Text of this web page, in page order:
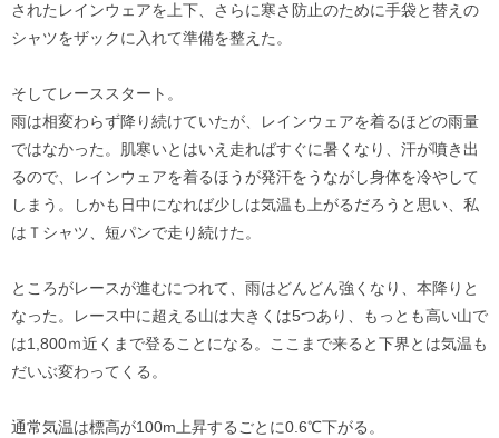
されたレインウェアを上下、さらに寒さ防止のために手袋と替えの
シャツをザックに入れて準備を整えた。
そしてレーススタート。
雨は相変わらず降り続けていたが、レインウェアを着るほどの雨量
ではなかった。肌寒いとはいえ走ればすぐに暑くなり、汗が噴き出
るので、レインウェアを着るほうが発汗をうながし身体を冷やして
しまう。しかも日中になれば少しは気温も上がるだろうと思い、私
はＴシャツ、短パンで走り続けた。
ところがレースが進むにつれて、雨はどんどん強くなり、本降りと
なった。レース中に超える山は大きくは5つあり、もっとも高い山で
は1,800ｍ近くまで登ることになる。ここまで来ると下界とは気温も
だいぶ変わってくる。
通常気温は標高が100m上昇するごとに0.6℃下がる。